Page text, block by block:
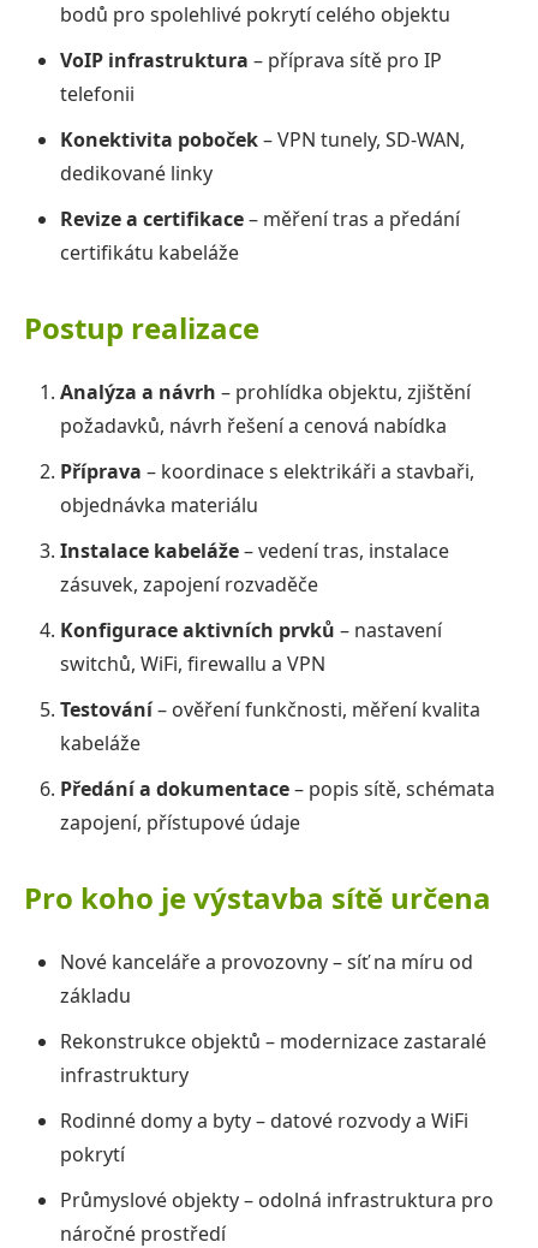
Pro zákazníky
Kontakt
bodů pro spolehlivé pokrytí celého objektu
VoIP infrastruktura – příprava sítě pro IP
telefonii
Konektivita poboček– VPN tunely, SD-WAN,
dedikované linky
Revize a certifikace– měření tras a předání
certifikátu kabeláže
Postup realizace
Analýza a návrh – prohlídka objektu, zjištění
požadavků, návrh řešení a cenová nabídka
Příprava – koordinace s elektrikáři a stavbaři,
objednávka materiálu
Instalace kabeláže– vedení tras, instalace
zásuvek, zapojení rozvaděče
Konfigurace aktivních prvků – nastavení
switchů, WiFi, firewallu a VPN
Testování– ověření funkčnosti, měření kvalita
kabeláže
Předání a dokumentace– popis sítě, schémata
zapojení, přístupové údaje
Pro koho je výstavba sítě určena
Nové kanceláře a provozovny – síť na míru od
základu
Rekonstrukce objektů – modernizace zastaralé
infrastruktury
Rodinné domy a byty – datové rozvody a WiFi
pokrytí
Průmyslové objekty – odolná infrastruktura pro
náročné prostředí